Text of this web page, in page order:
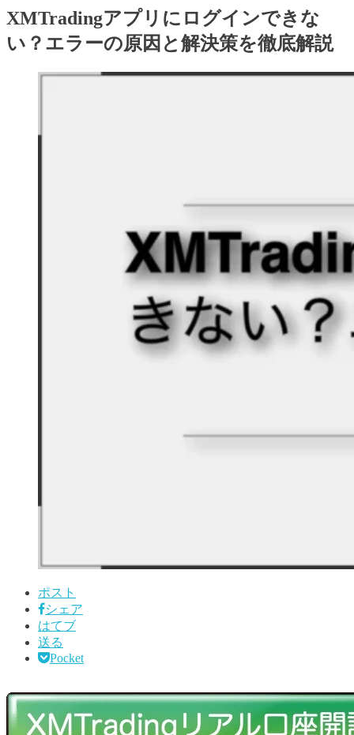
XMTradingアプリにログインできな
い？エラーの原因と解決策を徹底解説
ポスト
シェア
はてブ
送る
Pocket